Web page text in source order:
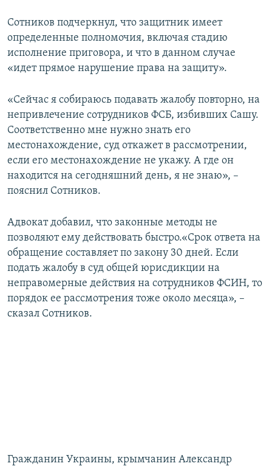
Сотников подчеркнул, что защитник имеет
определенные полномочия, включая стадию
исполнение приговора, и что в данном случае
«идет прямое нарушение права на защиту».
«Сейчас я собираюсь подавать жалобу повторно, на
непривлечение сотрудников ФСБ, избивших Сашу.
Соответственно мне нужно знать его
местонахождение, суд откажет в рассмотрении,
если его местонахождение не укажу. А где он
находится на сегодняшний день, я не знаю», –
пояснил Сотников.
Адвокат добавил, что законные методы не
позволяют ему действовать быстро.«Срок ответа на
обращение составляет по закону 30 дней. Если
подать жалобу в суд общей юрисдикции на
неправомерные действия на сотрудников ФСИН, то
порядок ее рассмотрения тоже около месяца», –
сказал Сотников.
Гражданин Украины, крымчанин Александр